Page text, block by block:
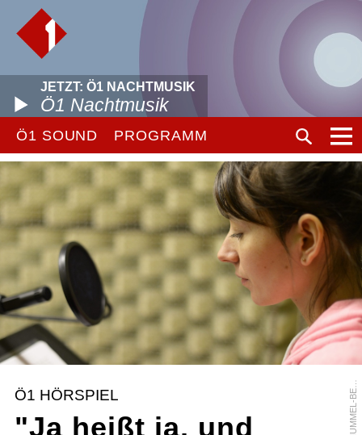
JETZT: Ö1 NACHTMUSIK
Ö1 Nachtmusik
Ö1 SOUND PROGRAMM
O
R
Ö1 HÖRSPIEL
"Ja heißt ja, und